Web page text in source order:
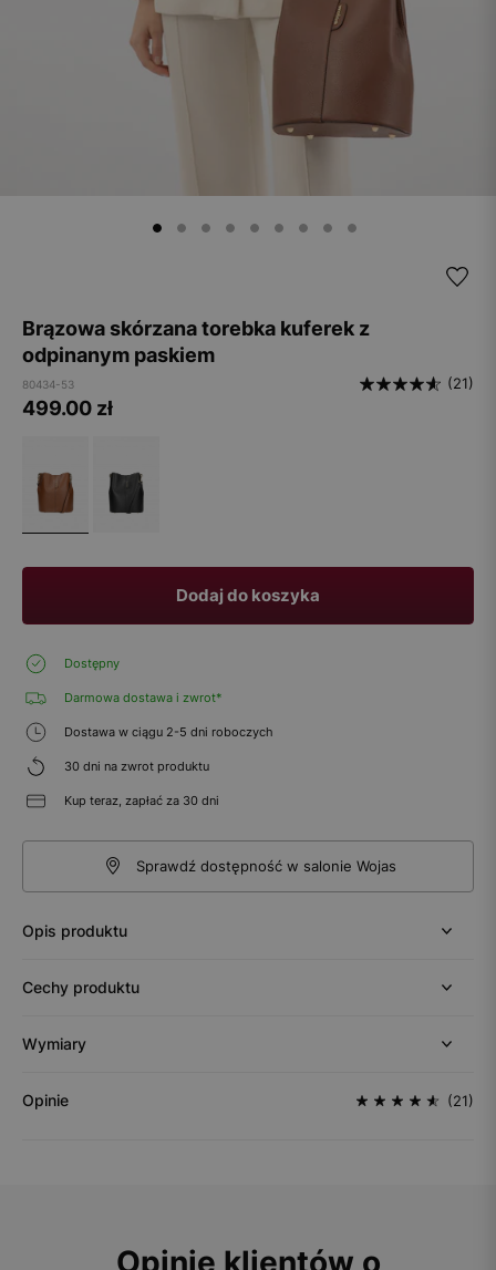
Brązowa skórzana torebka kuferek z
odpinanym paskiem
80434-53 (21)
499.00 zł
Dodaj do koszyka
Dostępny
Darmowa dostawa i zwrot*
Dostawa w ciągu 2-5 dni roboczych
30 dni na zwrot produktu
Kup teraz, zapłać za 30 dni
Sprawdź dostępność w salonie Wojas
Opis produktu
Cechy produktu
Wymiary
Opinie (21)
Opinie klientów o